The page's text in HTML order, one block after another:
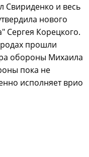
Свириденко и весь
нового
Сергея Корецкого.
прошли
обороны Михаила
пока не
исполняет врио